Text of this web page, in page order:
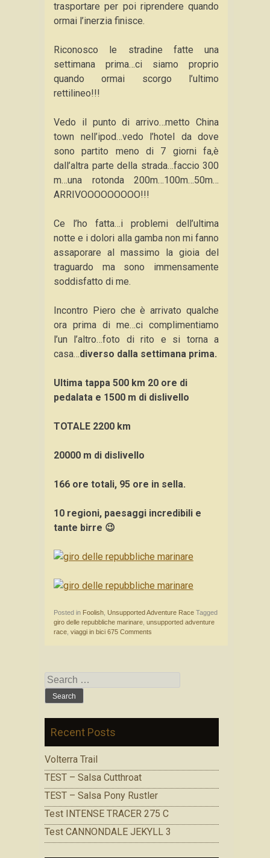
trasportare per poi riprendere quando
ormai l’inerzia finisce.
Riconosco le stradine fatte una
settimana prima…ci siamo proprio
quando ormai scorgo l’ultimo
rettilineo!!!
Vedo il punto di arrivo…metto China
town nell’ipod…vedo l’hotel da dove
sono partito meno di 7 giorni fa,è
dall’altra parte della strada…faccio 300
m…una rotonda 200m…100m…50m…
ARRIVOOOOOOOOO!!!
Ce l’ho fatta…i problemi dell’ultima
notte e i dolori alla gamba non mi fanno
assaporare al massimo la gioia del
traguardo ma sono immensamente
soddisfatto di me.
Incontro Piero che è arrivato qualche
ora prima di me…ci complimentiamo
l’un l’altro…foto di rito e si torna a
casa…diverso dalla settimana prima.
Ultima tappa 500 km 20 ore di
pedalata e 1500 m di dislivello
TOTALE 2200 km
20000 m di dislivello
166 ore totali, 95 ore in sella.
10 regioni, paesaggi incredibili e
tante birre 😉
Posted in Foolish Unsupported Adventure Race Tagged
giro delle repubbliche marinare unsupported adventure
race viaggi in bici 675 Comments
Search for:
Recent Posts
Volterra Trail
TEST – Salsa Cutthroat
TEST – Salsa Pony Rustler
Test INTENSE TRACER 275 C
Test CANNONDALE JEKYLL 3